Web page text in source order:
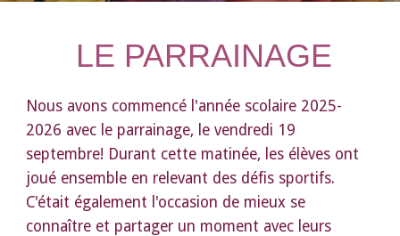
LE PARRAINAGE
Nous avons commencé l'année scolaire 2025-
2026 avec le parrainage, le vendredi 19
septembre! Durant cette matinée, les élèves ont
joué ensemble en relevant des défis sportifs.
C'était également l'occasion de mieux se
connaître et partager un moment avec leurs